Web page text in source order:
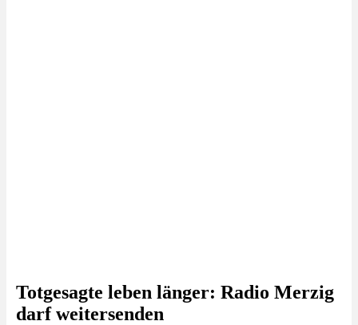
Totgesagte leben länger: Radio Merzig
darf weitersenden